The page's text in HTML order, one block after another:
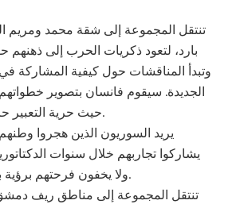
تنتقل المجموعة إلى شقة محمد ومريم
بارد، لتعود ذكريات الحرب إلى ذهنهم
وتبدأ المناقشات حول كيفية المشاركة
الجديدة. سيقوم فانسان بتصوير
حيث حرية التعبير حاضرة في كل مكان.
يريد السوريون الذين هجروا
يشاركوا تجاربهم خلال سنوات
ولا يخفون فرحتهم برؤية بلادهم محررة أخيراً.
تنتقل المجموعة إلى مناطق ريف